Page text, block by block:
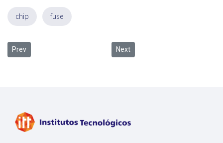
chip fuse
Previous article: Soluções tecnológicas para empresas
Prev Next article: Na onda do mercado
Next